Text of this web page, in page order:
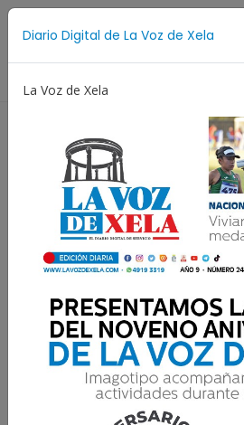
Diario Digital de La Voz de Xela
La Voz de Xela
30 segundos
espejo
Carol Contreras 27 Abril